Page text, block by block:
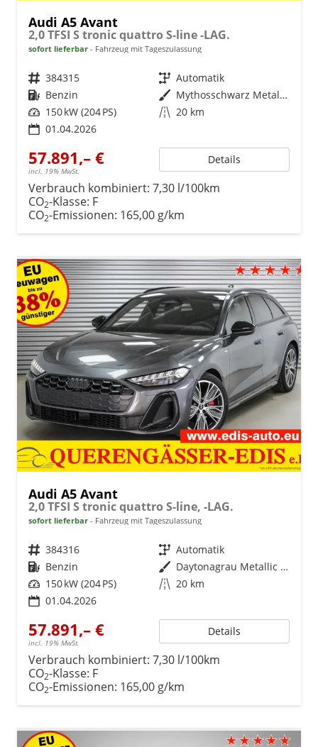
Audi A5 Avant
2,0 TFSI S tronic quattro S-line -LAG.
sofort lieferbar Fahrzeug mit Tageszulassung
Fahrzeugnr. 384315 Getriebe Automatik
Kraftstoff Benzin Außenfarbe
Mythosschwarz Metallic (0E)
Leistung 150 kW (204 PS) Kilometerstand 20 km
01.04.2026
57.891,– €
incl. 19% MwSt.
Details
Verbrauch kombiniert: 7,30 l/100km
CO2-Klasse: F
CO2-Emissionen: 165,00 g/km
Audi A5 Avant
2,0 TFSI S tronic quattro S-line, -LAG.
sofort lieferbar Fahrzeug mit Tageszulassung
Fahrzeugnr. 384316 Getriebe Automatik
Kraftstoff Benzin Außenfarbe
Daytonagrau Metallic (6Y)
Leistung 150 kW (204 PS) Kilometerstand 20 km
01.04.2026
57.891,– €
incl. 19% MwSt.
Details
Verbrauch kombiniert: 7,30 l/100km
CO2-Klasse: F
CO2-Emissionen: 165,00 g/km